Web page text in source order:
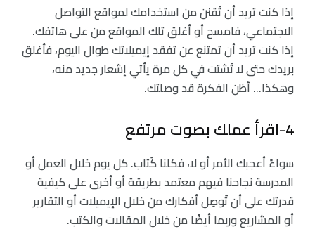
إذا كنت تريد أن تُقنن من استخدامك لمواقع التواصل
الاجتماعي، فامسح أو أغلق تلك المواقع من على هاتفك.
إذا كنت تريد أن تمتنع عن تفقد إيميلاتك طوال اليوم، فأغلق
بريدك حتى لا تُشتت في كل مرة يأتي إشعار جديد منه،
وهكذا… أظن الفكرة قد وصلتك.
4-اقرأ عملك بصوت مرتفع
سواءً أعجبك الأمر أو لا، فكلنا كُتاب. كل يوم خلال العمل أو
المدرسة نجاحنا فيهم معتمد بطريقة أو أخرى على كيفية
قدرتك على أن تُوصِل أفكارك من خلال الإيميلات أو التقارير
أو المشاريع وربما أيضًا من خلال المقالات والكتب.